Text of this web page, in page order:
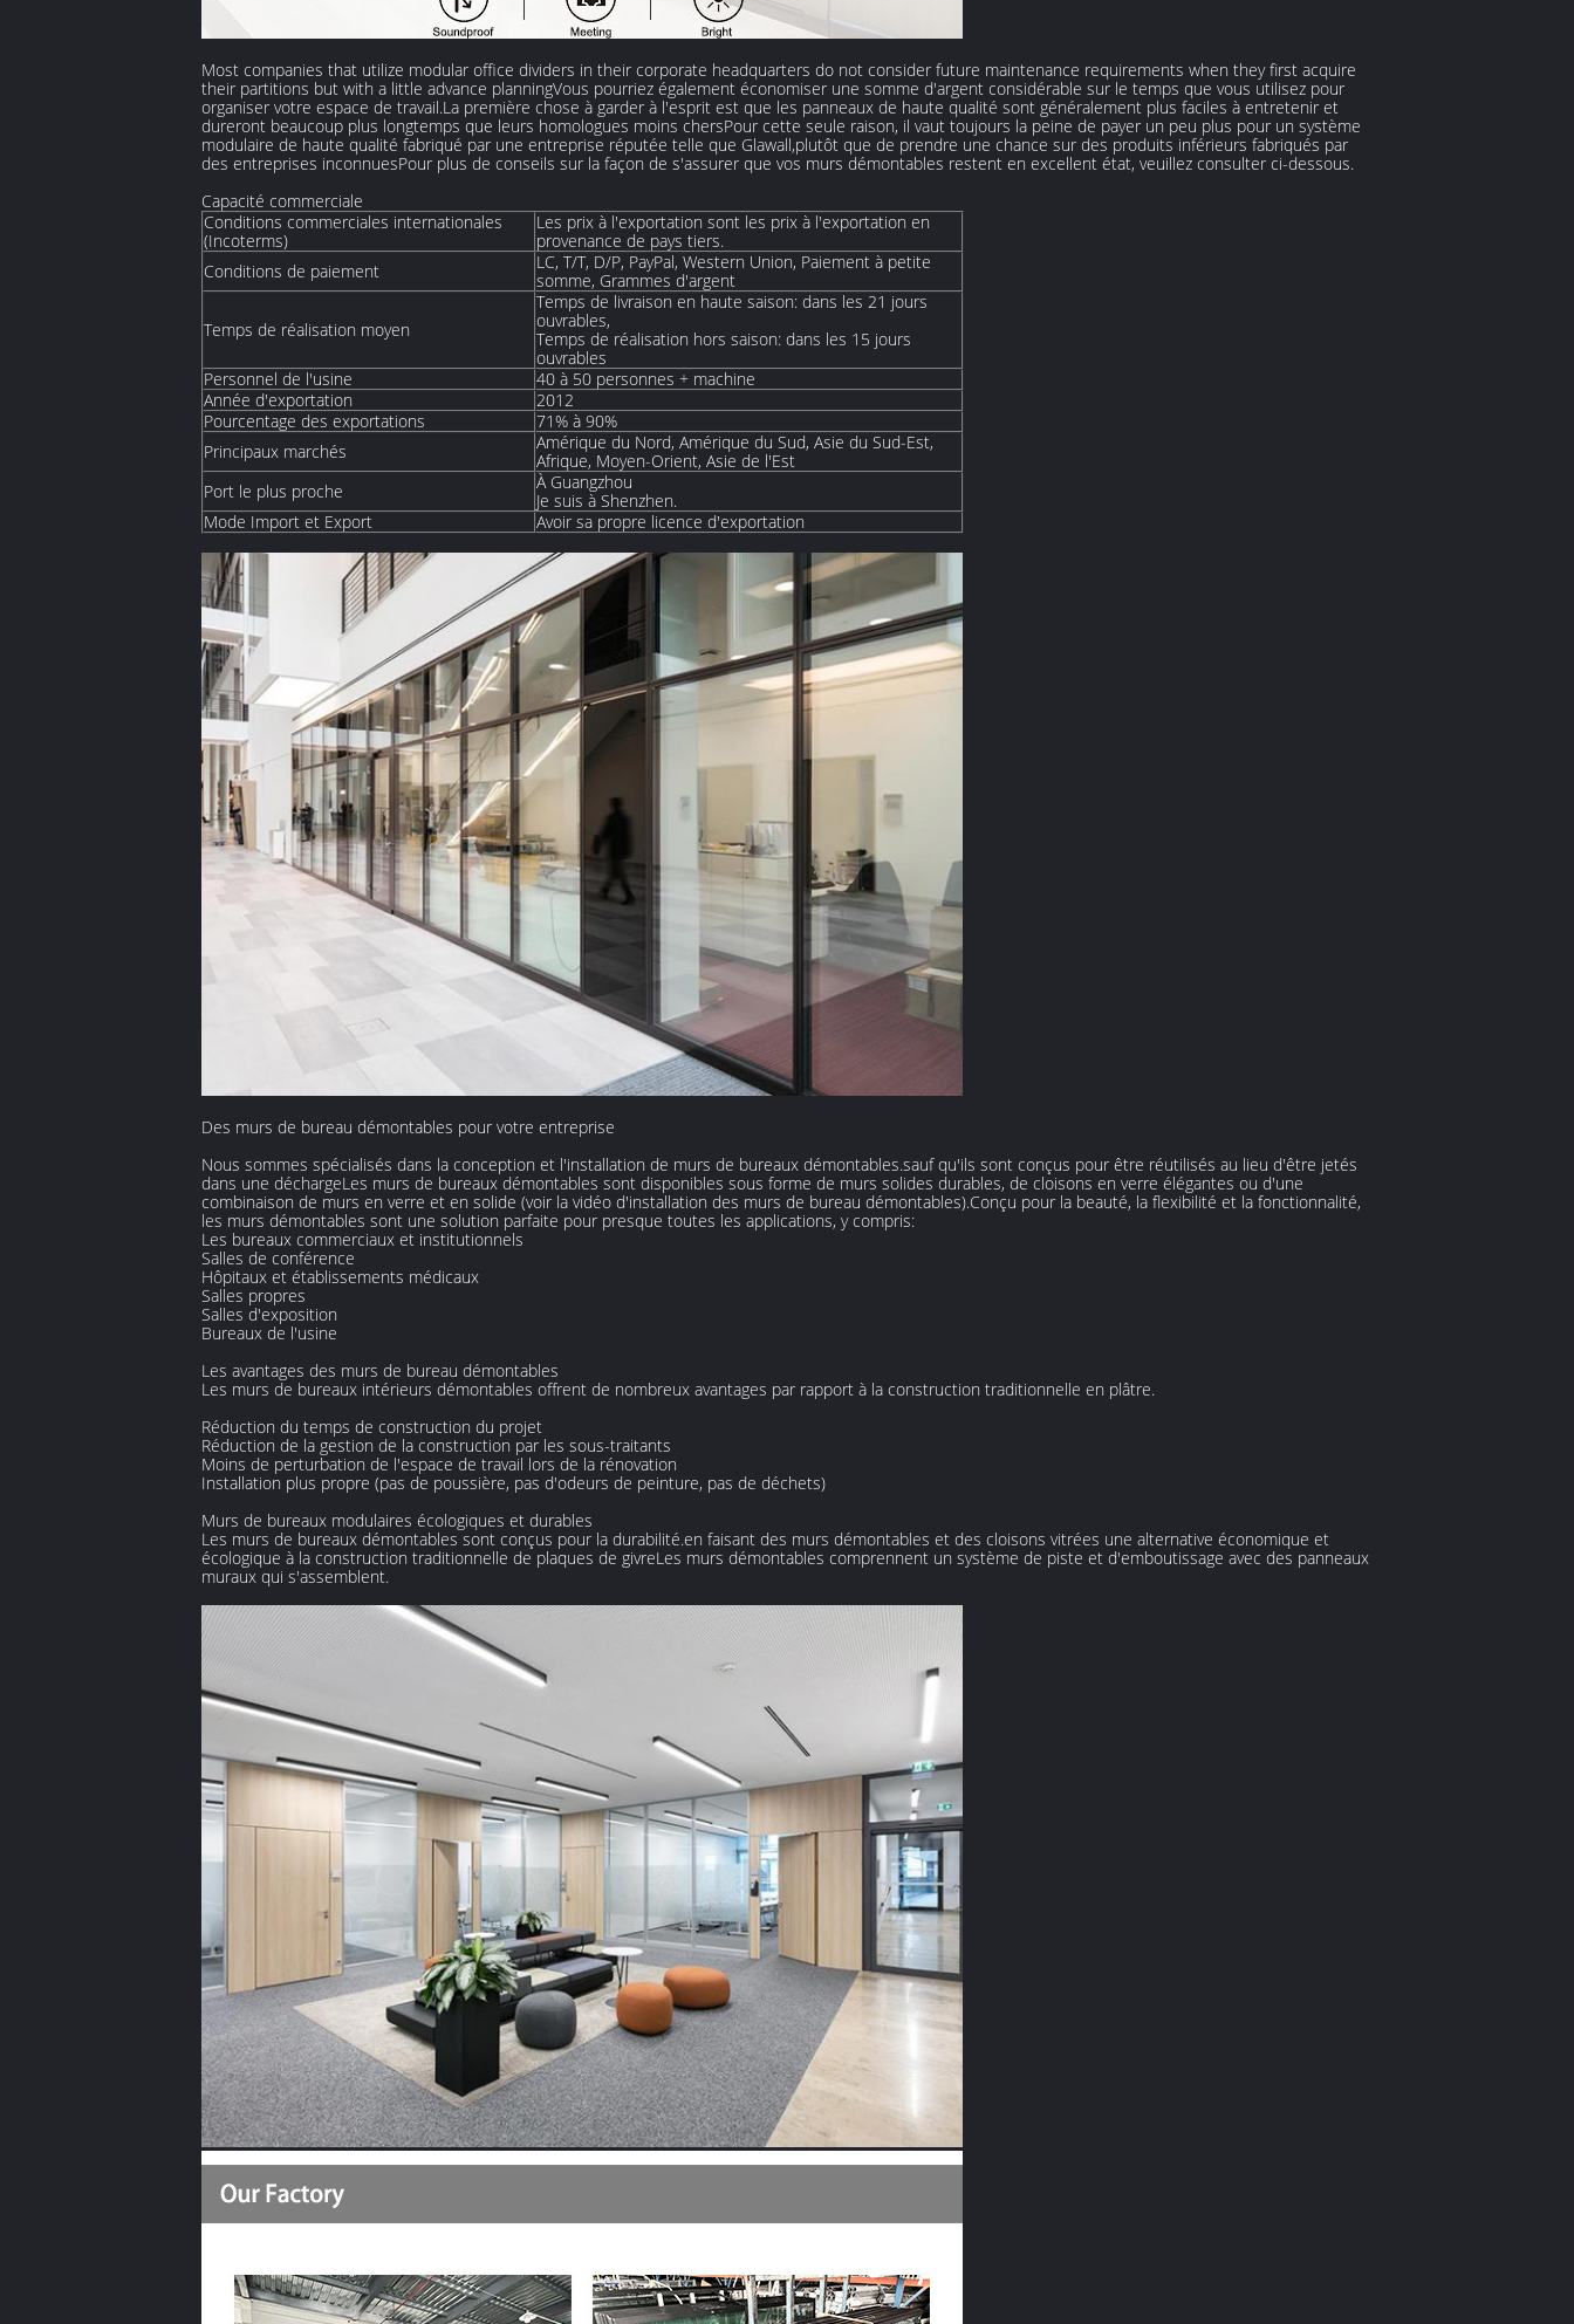
Most companies that utilize modular office dividers in their corporate headquarters do not consider future maintenance requirements when they first acquire
their partitions but with a little advance planningVous pourriez également économiser une somme d'argent considérable sur le temps que vous utilisez pour
organiser votre espace de travail.La première chose à garder à l'esprit est que les panneaux de haute qualité sont généralement plus faciles à entretenir et
dureront beaucoup plus longtemps que leurs homologues moins chersPour cette seule raison, il vaut toujours la peine de payer un peu plus pour un système
modulaire de haute qualité fabriqué par une entreprise réputée telle que Glawall,plutôt que de prendre une chance sur des produits inférieurs fabriqués par
des entreprises inconnuesPour plus de conseils sur la façon de s'assurer que vos murs démontables restent en excellent état, veuillez consulter ci-dessous.
Capacité commerciale
Conditions commerciales internationales
(Incoterms)
Les prix à l'exportation sont les prix à l'exportation en
provenance de pays tiers.
Conditions de paiement
LC, T/T, D/P, PayPal, Western Union, Paiement à petite
somme, Grammes d'argent
Temps de réalisation moyen
Temps de livraison en haute saison: dans les 21 jours
ouvrables,
Temps de réalisation hors saison: dans les 15 jours
ouvrables
Personnel de l'usine
40 à 50 personnes + machine
Année d'exportation
2012
Pourcentage des exportations
71% à 90%
Principaux marchés
Amérique du Nord, Amérique du Sud, Asie du Sud-Est,
Afrique, Moyen-Orient, Asie de l'Est
Port le plus proche
À Guangzhou
Je suis à Shenzhen.
Mode Import et Export
Avoir sa propre licence d'exportation
Des murs de bureau démontables pour votre entreprise
Nous sommes spécialisés dans la conception et l'installation de murs de bureaux démontables.sauf qu'ils sont conçus pour être réutilisés au lieu d'être jetés
dans une déchargeLes murs de bureaux démontables sont disponibles sous forme de murs solides durables, de cloisons en verre élégantes ou d'une
combinaison de murs en verre et en solide (voir la vidéo d'installation des murs de bureau démontables).Conçu pour la beauté, la flexibilité et la fonctionnalité,
les murs démontables sont une solution parfaite pour presque toutes les applications, y compris:
Les bureaux commerciaux et institutionnels
Salles de conférence
Hôpitaux et établissements médicaux
Salles propres
Salles d'exposition
Bureaux de l'usine
Les avantages des murs de bureau démontables
Les murs de bureaux intérieurs démontables offrent de nombreux avantages par rapport à la construction traditionnelle en plâtre.
Réduction du temps de construction du projet
Réduction de la gestion de la construction par les sous-traitants
Moins de perturbation de l'espace de travail lors de la rénovation
Installation plus propre (pas de poussière, pas d'odeurs de peinture, pas de déchets)
Murs de bureaux modulaires écologiques et durables
Les murs de bureaux démontables sont conçus pour la durabilité.en faisant des murs démontables et des cloisons vitrées une alternative économique et
écologique à la construction traditionnelle de plaques de givreLes murs démontables comprennent un système de piste et d'emboutissage avec des panneaux
muraux qui s'assemblent.